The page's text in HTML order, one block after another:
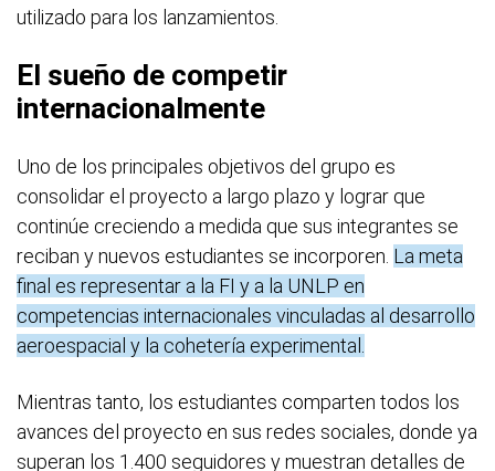
utilizado para los lanzamientos.
El sueño de competir
internacionalmente
Uno de los principales objetivos del grupo es
consolidar el proyecto a largo plazo y lograr que
continúe creciendo a medida que sus integrantes se
reciban y nuevos estudiantes se incorporen. La meta
final es representar a la FI y a la UNLP en
competencias internacionales vinculadas al desarrollo
aeroespacial y la cohetería experimental.
Mientras tanto, los estudiantes comparten todos los
avances del proyecto en sus redes sociales, donde ya
superan los 1.400 seguidores y muestran detalles de